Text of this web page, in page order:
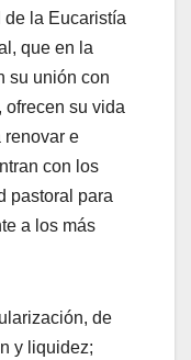
la Eucaristía
que en la
su unión con
su vida
renovar e
con los
pastoral para
a los más
de
y liquidez;